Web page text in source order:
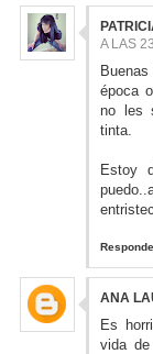
A LAS
época
no les
tinta.
Estoy
ANA
Es
vida